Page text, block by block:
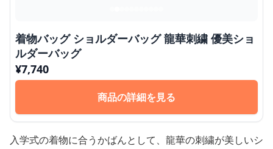
着物バッグ ショルダーバッグ 龍華刺繍 優美ショ
ルダーバッグ
¥7,740
商品の詳細を見る
入学式の着物に合うかばんとして、龍華の刺繍が美しいシ